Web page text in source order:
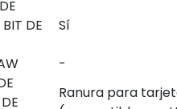
DE
Sí
-
Ranura para